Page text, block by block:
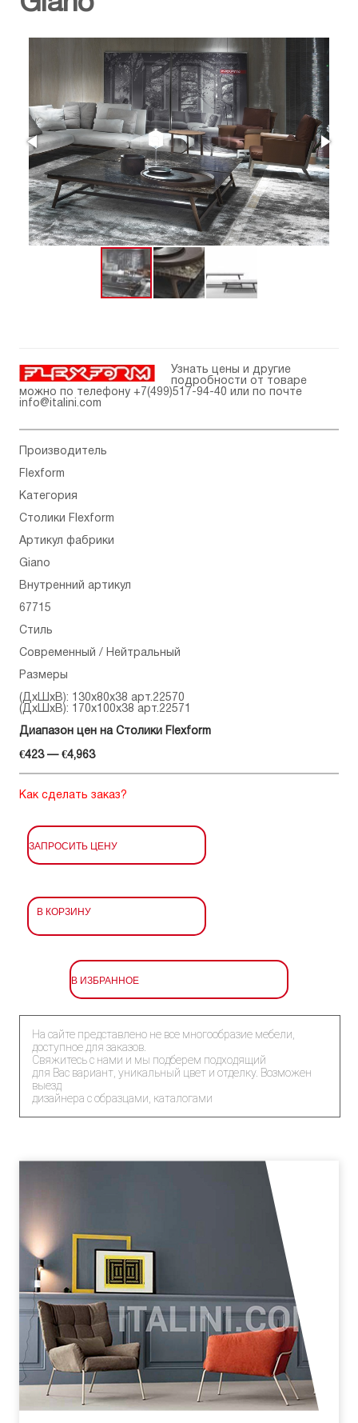
Узнать цены и другие
подробности от товаре
можно по телефону +7(499)517-94-40 или по почте
info@italini.com
Производитель
Flexform
Категория
Столики Flexform
Артикул фабрики
Giano
Внутренний артикул
67715
Стиль
Современный / Нейтральный
Размеры
(ДхШхВ): 130x80x38 арт.22570
(ДхШхВ): 170x100x38 арт.22571
Диапазон цен на Столики Flexform
€423 — €4,963
Как сделать заказ?
ЗАПРОСИТЬ ЦЕНУ
В КОРЗИНУ
В ИЗБРАННОЕ
На сайте представлено не все многообразие мебели,
доступное для заказов.
Свяжитесь с нами и мы подберем подходящий
для Вас вариант, уникальный цвет и отделку. Возможен
выезд
дизайнера с образцами, каталогами